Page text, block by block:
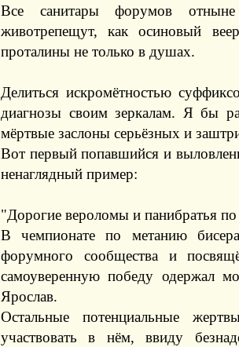
Все санитары форумов
животрепещут, как осиновый
проталины не только в душах.
Делиться искромётностью
диагнозы своим зеркалам. Я бы
мёртвые заслоны серьёзных и
Вот первый попавшийся и
ненаглядный пример:
"Дорогие вероломы и панибратья
В чемпионате по метанию
форумного сообщества и
самоуверенную победу одержал
Ярослав.
Остальные потенциальные
участвовать в нём, ввиду